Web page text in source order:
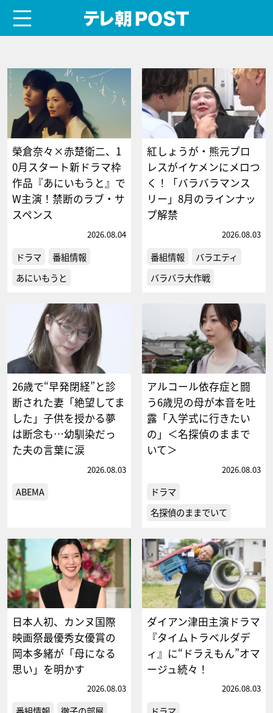
榮倉奈々×赤楚衛二、1
0月スタート新ドラマ枠
作品『あにいもうと』で
W主演！禁断のラブ・サ
スペンス
2026.08.04
ドラマ
番組情報
あにいもうと
紅しょうが・熊元プロ
レスがイケメンにメロつ
く！「バラバラマンス
リー」8月のラインナッ
プ解禁
2026.08.03
番組情報
バラエティ
バラバラ大作戦
26歳で“早発閉経”と診
断された妻「絶望してま
した」子供を授かる夢
は断念も…幼馴染だっ
た夫の言葉に涙
2026.08.03
ABEMA
アルコール依存症と闘
う6歳児の母が本音を吐
露「入学式に行きたい
の」＜名探偵のままで
いて＞
2026.08.03
ドラマ
名探偵のままでいて
日本人初、カンヌ国際
映画祭最優秀女優賞の
岡本多緒が「母になる
思い」を明かす
2026.08.03
ダイアン津田主演ドラマ
『タイムトラベルダデ
ィ』に“ドラえもん”オマ
ージュ続々！
2026.08.03